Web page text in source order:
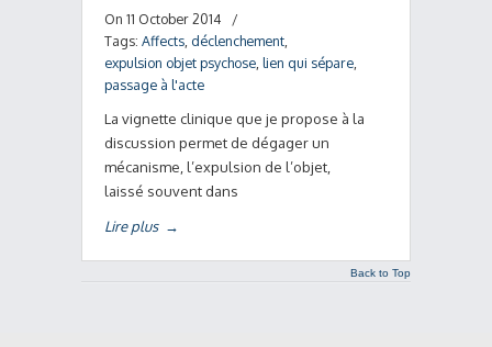
On 11 October 2014
/
Tags: Affects déclenchement
expulsion objet psychose lien qui sépare
passage à l'acte
La vignette clinique que je propose à la
discussion permet de dégager un
mécanisme, l’expulsion de l’objet,
laissé souvent dans
Lire plus →
Back to Top